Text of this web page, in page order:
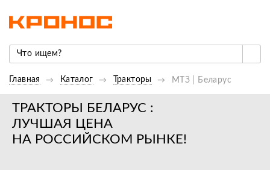
Главная Каталог Тракторы МТЗ | Беларус
ТРАКТОРЫ БЕЛАРУС :
ЛУЧШАЯ ЦЕНА
НА РОССИЙСКОМ РЫНКЕ!